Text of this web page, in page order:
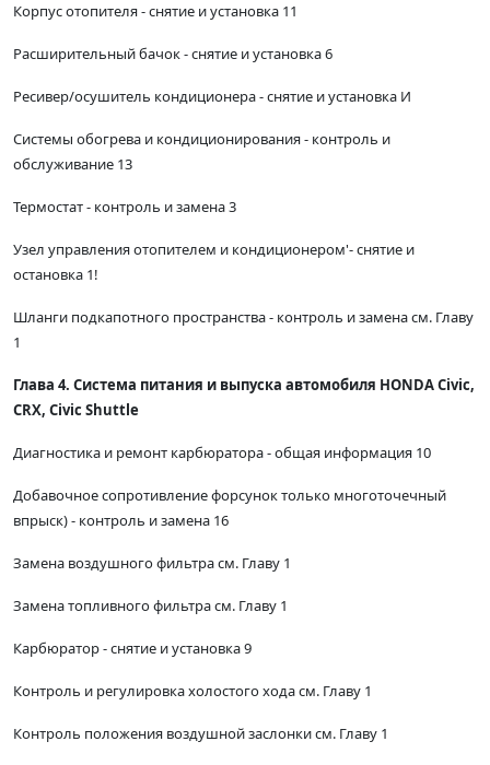
Корпус отопителя - снятие и установка 11
Расширительный бачок - снятие и установка 6
Ресивер/осушитель кондиционера - снятие и установка И
Системы обогрева и кондиционирования - контроль и
обслуживание 13
Термостат - контроль и замена 3
Узел управления отопителем и кондиционером'- снятие и
остановка 1!
Шланги подкапотного пространства - контроль и замена см. Главу
1
Глава 4. Система питания и выпуска автомобиля HONDA Civic,
CRX, Civic Shuttle
Диагностика и ремонт карбюратора - общая информация 10
Добавочное сопротивление форсунок только многоточечный
впрыск) - контроль и замена 16
Замена воздушного фильтра см. Главу 1
Замена топливного фильтра см. Главу 1
Карбюратор - снятие и установка 9
Контроль и регулировка холостого хода см. Главу 1
Контроль положения воздушной заслонки см. Главу 1